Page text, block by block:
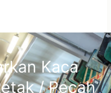
Kaca
/ Pecah